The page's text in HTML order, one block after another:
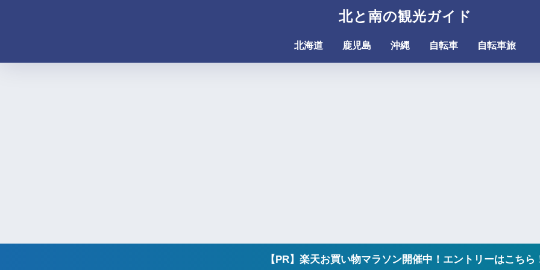
北と南の観光ガイド
北海道 鹿児島 沖縄 自転車 自転車旅
【PR】楽天お買い物マラソン開催中！エントリーはこちら